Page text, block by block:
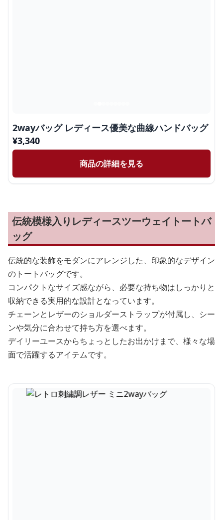
2wayバッグ レディース優美な曲線ハンドバッグ
¥3,340
商品の詳細を見る
伝統模様入りレディースツーウェイトートバ
ッグ
伝統的な装飾をモダンにアレンジした、印象的なデザイン
のトートバッグです。
コンパクトなサイズ感ながら、必要な持ち物はしっかりと
収納できる実用的な設計となっています。
チェーンとレザーのショルダーストラップが付属し、シー
ンや気分に合わせて持ち方を選べます。
デイリーユースからちょっとしたお出かけまで、様々な場
面で活躍するアイテムです。